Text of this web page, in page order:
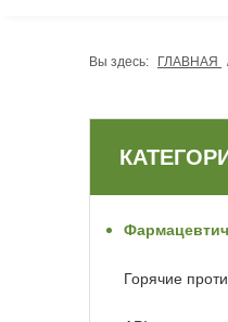
Вы здесь: ГЛАВНАЯ